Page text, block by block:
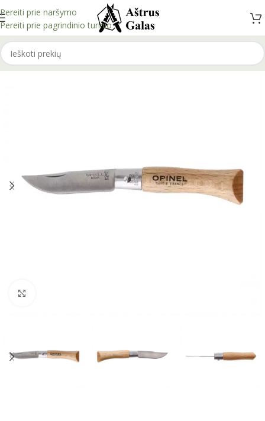
Pereiti prie naršymo
Pereiti prie pagrindinio turinio